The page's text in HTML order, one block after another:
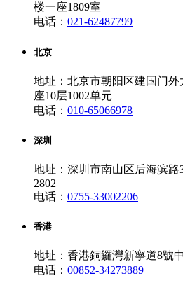
楼一座1809室
电话： 021-62487799
北京
地址：北京市朝阳区建国门
座10层1002单元
电话： 010-65066978
深圳
地址：深圳市南山区后海滨路
2802
电话： 0755-33002206
香港
地址：香港銅鑼灣新寧道8號
电话： 00852-34273889